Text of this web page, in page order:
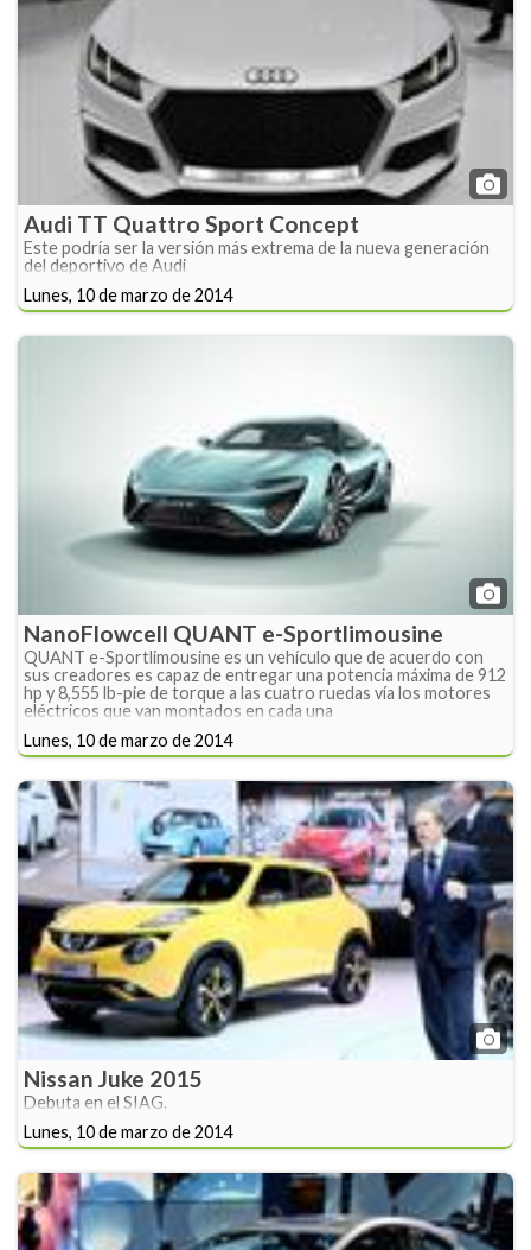
Audi TT Quattro Sport Concept
Este podría ser la versión más extrema de la nueva generación
del deportivo de Audi
Lunes, 10 de marzo de 2014
NanoFlowcell QUANT e-Sportlimousine
QUANT e-Sportlimousine es un vehículo que de acuerdo con
sus creadores es capaz de entregar una potencia máxima de 912
hp y 8,555 lb-pie de torque a las cuatro ruedas vía los motores
eléctricos que van montados en cada una
Lunes, 10 de marzo de 2014
Nissan Juke 2015
Debuta en el SIAG.
Lunes, 10 de marzo de 2014